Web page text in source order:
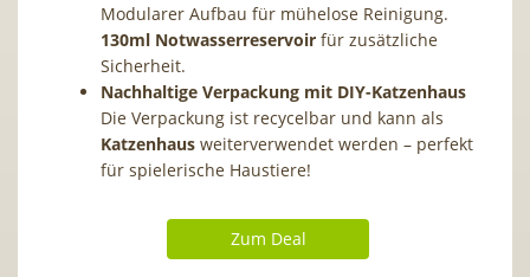
Modularer Aufbau für mühelose Reinigung.
130ml Notwasserreservoir für zusätzliche
Sicherheit.
Nachhaltige Verpackung mit DIY-Katzenhaus
Die Verpackung ist recycelbar und kann als
Katzenhaus weiterverwendet werden – perfekt
für spielerische Haustiere!
Zum Deal